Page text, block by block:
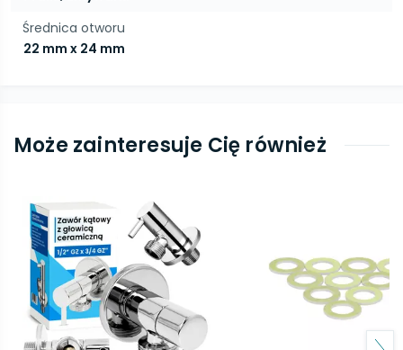
Średnica otworu
22 mm x 24 mm
Może zainteresuje Cię również